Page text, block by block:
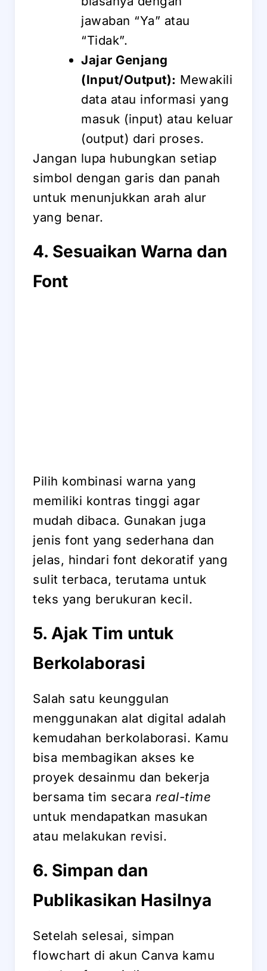
jawaban “Ya” atau
“Tidak”.
Jajar Genjang
(Input/Output): Mewakili
data atau informasi yang
masuk (input) atau keluar
(output) dari proses.
Jangan lupa hubungkan setiap
simbol dengan garis dan panah
untuk menunjukkan arah alur
yang benar.
4. Sesuaikan Warna dan
Font
Pilih kombinasi warna yang
memiliki kontras tinggi agar
mudah dibaca. Gunakan juga
jenis font yang sederhana dan
jelas, hindari font dekoratif yang
sulit terbaca, terutama untuk
teks yang berukuran kecil.
5. Ajak Tim untuk
Berkolaborasi
Salah satu keunggulan
menggunakan alat digital adalah
kemudahan berkolaborasi. Kamu
bisa membagikan akses ke
proyek desainmu dan bekerja
bersama tim secara real-time
untuk mendapatkan masukan
atau melakukan revisi.
6. Simpan dan
Publikasikan Hasilnya
Setelah selesai, simpan
flowchart di akun Canva kamu